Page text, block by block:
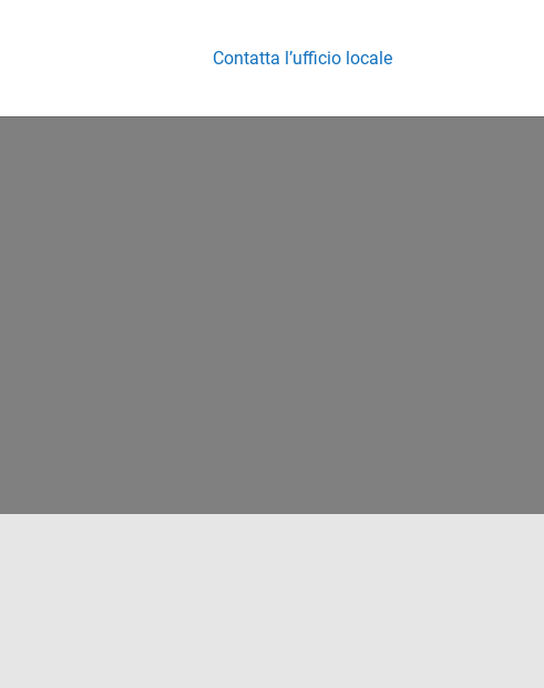
Contatta l’ufficio locale